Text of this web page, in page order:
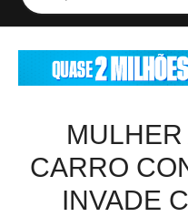
MULHER
CARRO
INVADE